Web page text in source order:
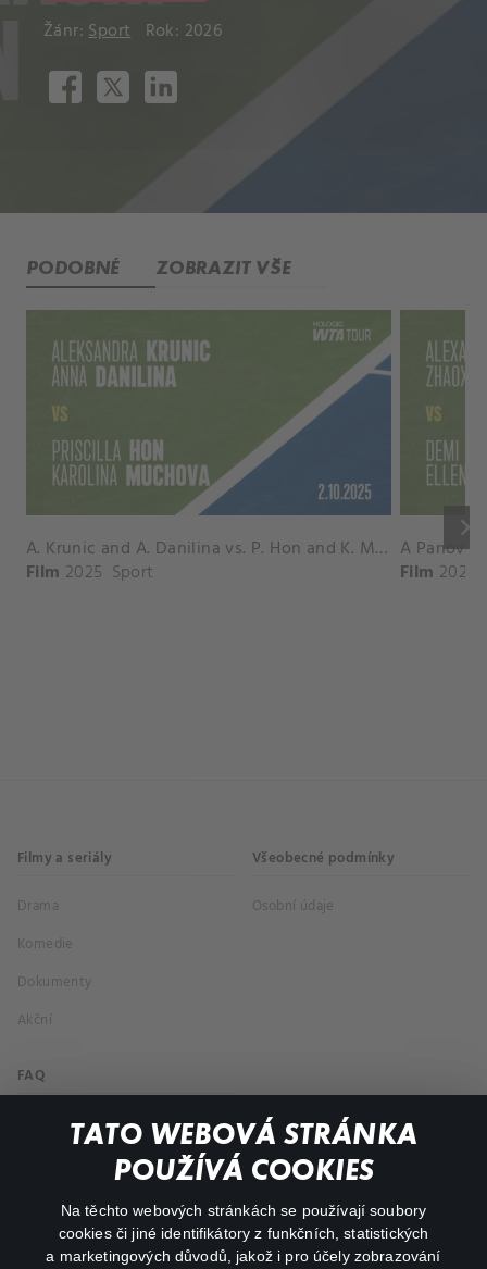
TATO WEBOVÁ STRÁNKA
POUŽÍVÁ COOKIES
Na těchto webových stránkách se používají soubory
cookies či jiné identifikátory z funkčních, statistických
a marketingových důvodů, jakož i pro účely zobrazování
Žánr:Sport Rok: 2026
PODOBNÉ ZOBRAZIT VŠE
keyboard_arrow_right
A. Krunic and A. Danilina vs. P. Hon and K. Muchova Match Highlights - BEIJING_Capital Group Diamond ( October 02, 2025)
Film 2025 Sport Film 2026
Filmy a seriály
Drama
Komedie
Dokumenty
Akční
Všeobecné podmínky
Osobní údaje
FAQ
Můj účet
Důležité odkazy
facebookinstagram